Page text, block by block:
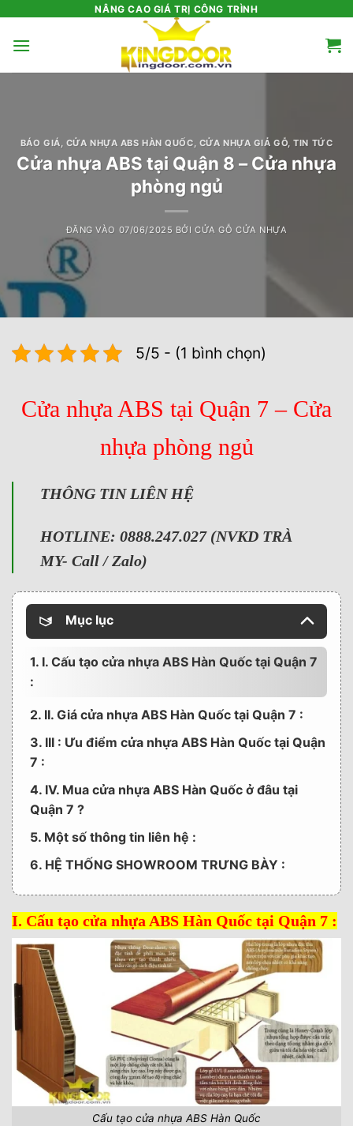
nội
NÂNG CAO GIÁ TRỊ CÔNG TRÌNH
BÁO GIÁ CỬA NHỰA ABS HÀN QUỐC CỬA NHỰA GIẢ GỖ ,TIN TỨC
Cửa nhựa ABS tại Quận 8 – Cửa nhựa
phòng ngủ
ĐĂNG VÀO 07/06/2025 BỞICỬA GỖ CỬA NHỰA
5/5 - (1 bình chọn)
Cửa nhựa ABS tại Quận 7 – Cửa
nhựa phòng ngủ
THÔNG TIN LIÊN HỆ
HOTLINE: 0888.247.027 (NVKD TRÀ
MY- Call / Zalo)
Mục lục
1. I. Cấu tạo cửa nhựa ABS Hàn Quốc tại Quận 7
:
2. II. Giá cửa nhựa ABS Hàn Quốc tại Quận 7 :
3. III : Ưu điểm cửa nhựa ABS Hàn Quốc tại Quận
7 :
4. IV. Mua cửa nhựa ABS Hàn Quốc ở đâu tại
Quận 7 ?
5. Một số thông tin liên hệ :
6. HỆ THỐNG SHOWROOM TRƯNG BÀY :
I. Cấu tạo cửa nhựa ABS Hàn Quốc tại Quận 7 :
Cấu tạo cửa nhựa ABS Hàn Quốc